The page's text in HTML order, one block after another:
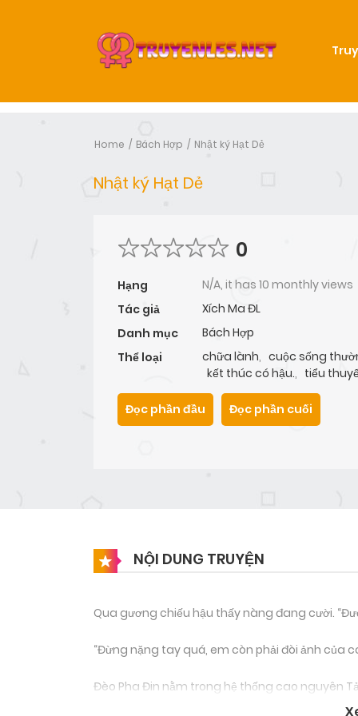
Home Bách Hợp Nhật ký Hạt Dẻ
Nhật ký Hạt Dẻ
0
Hạng
N/A, it has 10 monthly views
Tác giả
Xích Ma ĐL
Danh mục
Bách Hợp
Thể loại
chữa lành, cuộc sống
kết thúc có hậu., tiểu
Đọc phần đầu
Đọc phần cuối
NỘI DUNG TRUYỆN
Qua gương chiếu hậu thấy nàng đang cười.
“Đừng nặng tay quá, em còn phải đòi ảnh của
Đèo Pha Đin nằm trong hệ thống cao nguyên
Đin nguyên gốc xuất phát từ tiếng Thái – Phạ